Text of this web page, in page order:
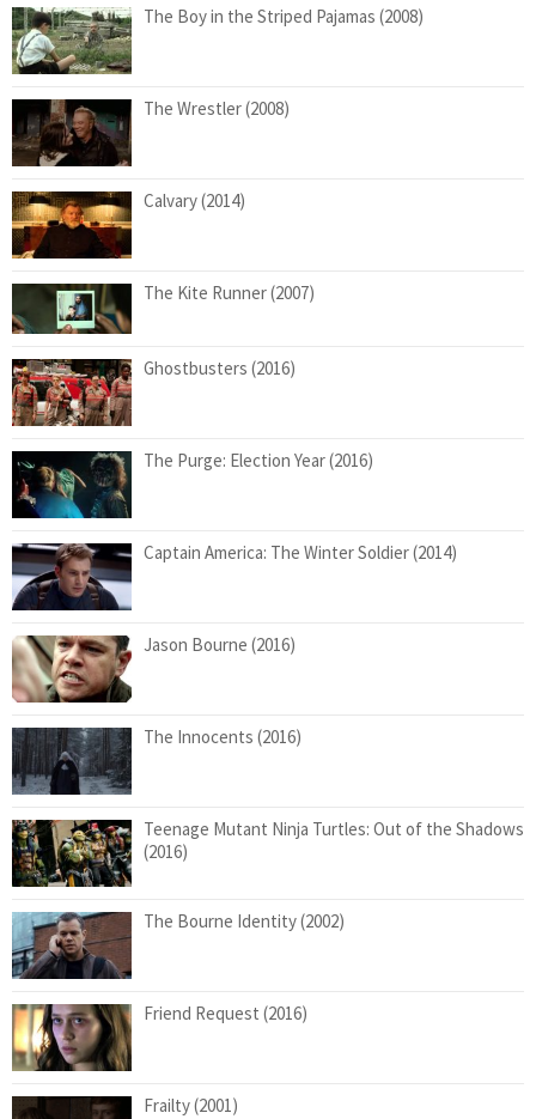
The Boy in the Striped Pajamas (2008)
The Wrestler (2008)
Calvary (2014)
The Kite Runner (2007)
Ghostbusters (2016)
The Purge: Election Year (2016)
Captain America: The Winter Soldier (2014)
Jason Bourne (2016)
The Innocents (2016)
Teenage Mutant Ninja Turtles: Out of the Shadows
(2016)
The Bourne Identity (2002)
Friend Request (2016)
Frailty (2001)